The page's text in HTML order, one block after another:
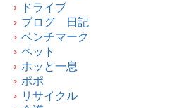
ドライブ
ブログ 日記
ベンチマーク
ペット
ホッと一息
ポポ
リサイクル